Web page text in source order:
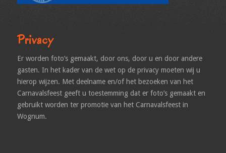
Privacy
Er worden foto’s gemaakt, door ons, door u en door andere
gasten. In het kader van de wet op de privacy moeten wij u
hierop wijzen. Met deelname en/of het bezoeken van het
Carnavalsfeest geeft u toestemming dat er foto’s gemaakt en
gebruikt worden ter promotie van het Carnavalsfeest in
Wognum.